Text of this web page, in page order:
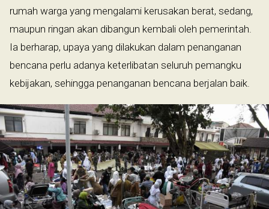
rumah warga yang mengalami kerusakan berat, sedang,
maupun ringan akan dibangun kembali oleh pemerintah.
Ia berharap, upaya yang dilakukan dalam penanganan
bencana perlu adanya keterlibatan seluruh pemangku
kebijakan, sehingga penanganan bencana berjalan baik.